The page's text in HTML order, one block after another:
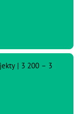
| 3 200 – 3